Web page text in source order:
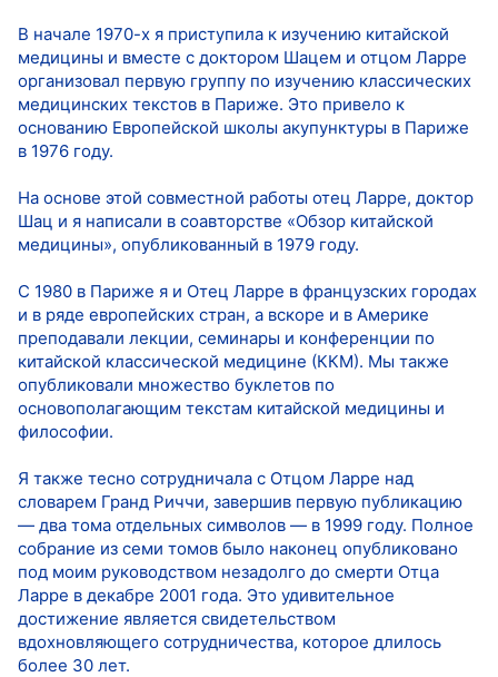
В начале 1970-х я приступила к изучению китайской
медицины и вместе с доктором Шацем и отцом Ларре
организовал первую группу по изучению классических
медицинских текстов в Париже. Это привело к
основанию Европейской школы акупунктуры в Париже
в 1976 году.
На основе этой совместной работы отец Ларре, доктор
Шац и я написали в соавторстве «Обзор китайской
медицины», опубликованный в 1979 году.
С 1980 в Париже я и Отец Ларре в французских городах
и в ряде европейских стран, а вскоре и в Америке
преподавали лекции, семинары и конференции по
китайской классической медицине (ККМ). Мы также
опубликовали множество буклетов по
основополагающим текстам китайской медицины и
философии.
Я также тесно сотрудничала с Отцом Ларре над
словарем Гранд Риччи, завершив первую публикацию
— два тома отдельных символов — в 1999 году. Полное
собрание из семи томов было наконец опубликовано
под моим руководством незадолго до смерти Отца
Ларре в декабре 2001 года. Это удивительное
достижение является свидетельством
вдохновляющего сотрудничества, которое длилось
более 30 лет.